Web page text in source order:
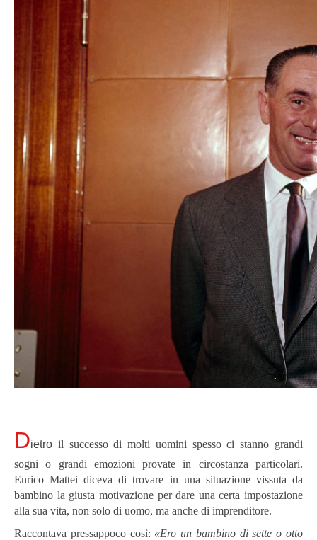
Dietro il successo di molti uomini spesso ci stanno grandi
sogni o grandi emozioni provate in circostanza particolari.
Enrico Mattei diceva di trovare in una situazione vissuta da
bambino la giusta motivazione per dare una certa impostazione
alla sua vita, non solo di uomo, ma anche di imprenditore.
Raccontava pressappoco così: «Ero un bambino di sette o otto